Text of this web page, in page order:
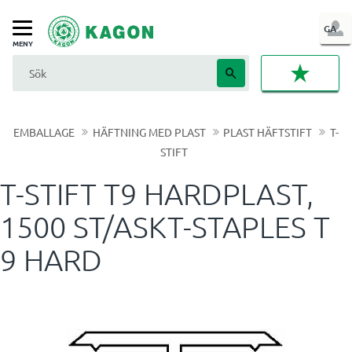
Meny
GA
IN
EMBALLAGE HÄFTNING MED PLAST PLAST HÄFTSTIFT
T-
STIFT
T-STIFT T9 HARDPLAST,
1500 ST/ASKT-STAPLES T
9 HARD